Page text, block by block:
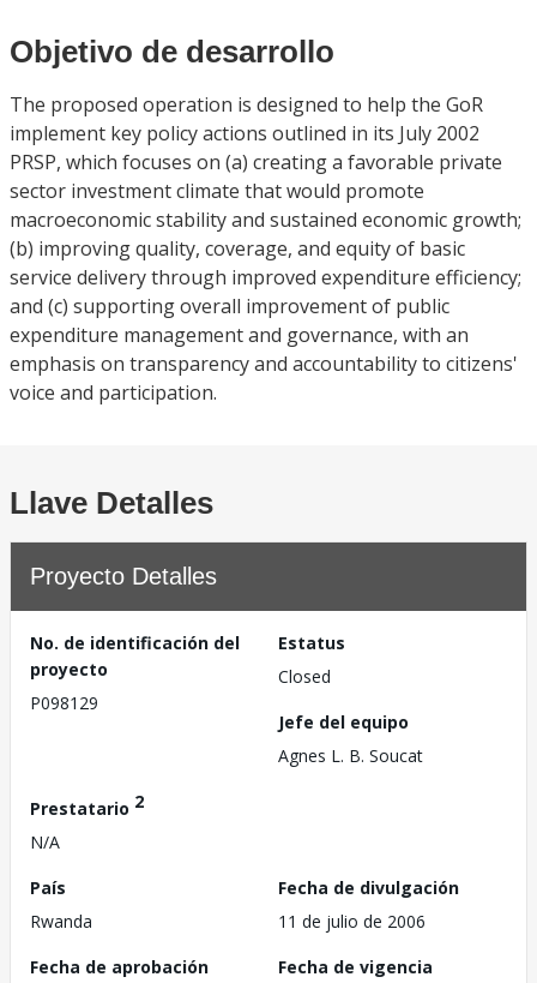
Objetivo de desarrollo
The proposed operation is designed to help the GoR
implement key policy actions outlined in its July 2002
PRSP, which focuses on (a) creating a favorable private
sector investment climate that would promote
macroeconomic stability and sustained economic growth;
(b) improving quality, coverage, and equity of basic
service delivery through improved expenditure efficiency;
and (c) supporting overall improvement of public
expenditure management and governance, with an
emphasis on transparency and accountability to citizens'
voice and participation.
Llave Detalles
Proyecto Detalles
No. de identificación del
proyecto
P098129
Estatus
Closed
Jefe del equipo
Agnes L. B. Soucat
Prestatario 2
N/A
País
Rwanda
Fecha de divulgación
11 de julio de 2006
Fecha de aprobación
Fecha de vigencia